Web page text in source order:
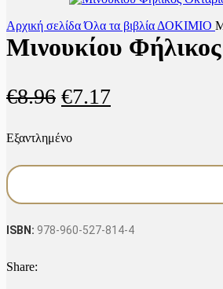
Αρχική σελίδαΌλα τα βιβλία ΔΟΚΙΜΙΟ
Μινουκίου
€8.96 Original
was:
€8.96.
€7.17Η
είναι:
Εξαντλημένο
ISBN: 978-960-527-814-4
Share: